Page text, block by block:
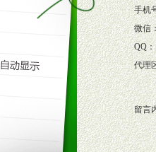
。
况公司给予
手机
微信
QQ：
代理
留言